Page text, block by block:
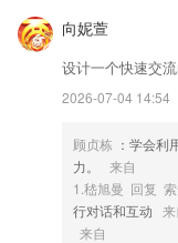
全民德州app软件
1,途风旅游，从美洲旅
捷、贴心、有趣的海外
球华人海外目的地旅游
3,【单位换算】同类单位
4,驾考技巧：突出操作
5,包含的学习知识点还
向妮萱
设计一个快速交
2026-07-04 14:54
顾贞栋 ：学会利
力。
来自
1.嵇旭曼 回复
行对话和互动 来
来自